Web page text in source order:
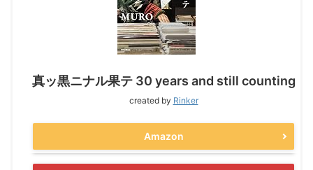
真ッ黒ニナル果テ 30 years and still counting
created by Rinker
Amazon